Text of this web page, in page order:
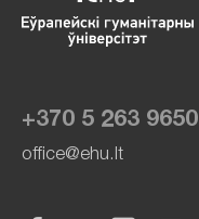
+370 5 263 9650
office@ehu.lt